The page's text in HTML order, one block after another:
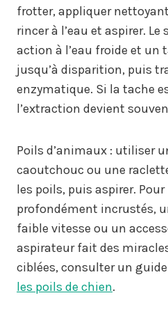
frotter, appliquer
rincer à l’eau et aspirer.
action à l’eau froide et un
jusqu’à disparition, puis
enzymatique. Si la tache
l’extraction devient
Poils d’animaux : utiliser
caoutchouc ou une
les poils, puis aspirer.
profondément incrustés,
faible vitesse ou un
aspirateur fait des
ciblées, consulter un
les poils de chien.